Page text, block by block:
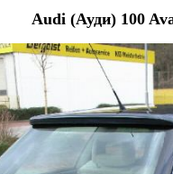
Audi (Ауди) 100